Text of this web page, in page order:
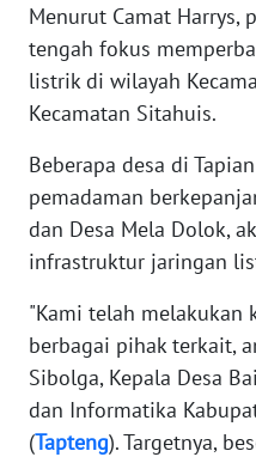
Menurut Camat Harrys,
tengah fokus
listrik di wilayah
Kecamatan Sitahuis.
Beberapa desa di
pemadaman
dan Desa Mela Dolok,
infrastruktur jaringan
"Kami telah melakukan
berbagai pihak terkait,
Sibolga, Kepala Desa
dan Informatika
(Tapteng). Targetnya,
SULTRA
WN
WN
SULTENG
SULBAR
WN
BABEL